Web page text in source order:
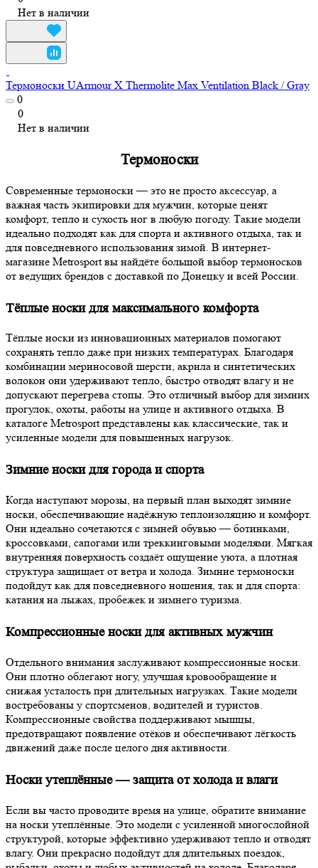
Нет в наличии
Термоноски UArmour X Thermolite Max Ventilation Black / Gray
0
0
Нет в наличии
Термоноски
Современные термоноски — это не просто аксессуар, а
важная часть экипировки для мужчин, которые ценят
комфорт, тепло и сухость ног в любую погоду. Такие модели
идеально подходят как для спорта и активного отдыха, так и
для повседневного использования зимой. В интернет-
магазине Metrosport вы найдёте большой выбор термоносков
от ведущих брендов с доставкой по Донецку и всей России.
Тёплые носки для максимального комфорта
Тёплые носки из инновационных материалов помогают
сохранять тепло даже при низких температурах. Благодаря
комбинации мериносовой шерсти, акрила и синтетических
волокон они удерживают тепло, быстро отводят влагу и не
допускают перегрева стопы. Это отличный выбор для зимних
прогулок, охоты, работы на улице и активного отдыха. В
каталоге Metrosport представлены как классические, так и
усиленные модели для повышенных нагрузок.
Зимние носки для города и спорта
Когда наступают морозы, на первый план выходят зимние
носки, обеспечивающие надёжную теплоизоляцию и комфорт.
Они идеально сочетаются с зимней обувью — ботинками,
кроссовками, сапогами или треккинговыми моделями. Мягкая
внутренняя поверхность создаёт ощущение уюта, а плотная
структура защищает от ветра и холода. Зимние термоноски
подойдут как для повседневного ношения, так и для спорта:
катания на лыжах, пробежек и зимнего туризма.
Компрессионные носки для активных мужчин
Отдельного внимания заслуживают компрессионные носки.
Они плотно облегают ногу, улучшая кровообращение и
снижая усталость при длительных нагрузках. Такие модели
востребованы у спортсменов, водителей и туристов.
Компрессионные свойства поддерживают мышцы,
предотвращают появление отёков и обеспечивают лёгкость
движений даже после целого дня активности.
Носки утеплённые — защита от холода и влаги
Если вы часто проводите время на улице, обратите внимание
на носки утеплённые. Это модели с усиленной многослойной
структурой, которые эффективно удерживают тепло и отводят
влагу. Они прекрасно подойдут для длительных поездок,